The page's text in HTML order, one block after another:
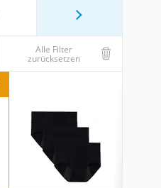
Alle Filter
zurücksetzen